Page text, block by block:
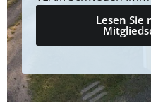
Lesen Sie